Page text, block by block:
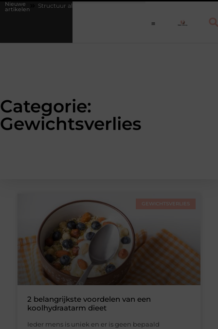
Nieuwe
artikelenStructuur als medicijn: waarom een vast dagritme herstel
Categorie:
Gewichtsverlies
GEWICHTSVERLIES
2 belangrijkste voordelen van een
koolhydraatarm dieet
Ieder mens is uniek en er is geen bepaald